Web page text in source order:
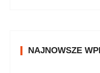
NAJNOWSZE